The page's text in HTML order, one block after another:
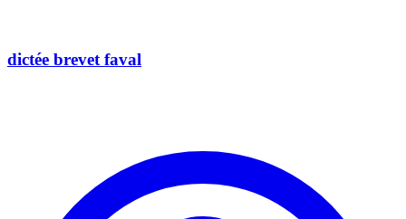
dictée brevet faval